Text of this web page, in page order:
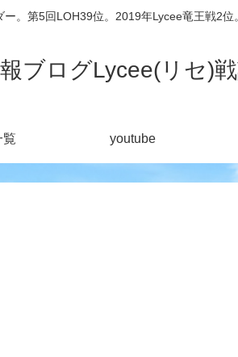
。第5回LOH39位。2019年Lycee竜王戦2
ブログLycee(リセ)
覧 youtube